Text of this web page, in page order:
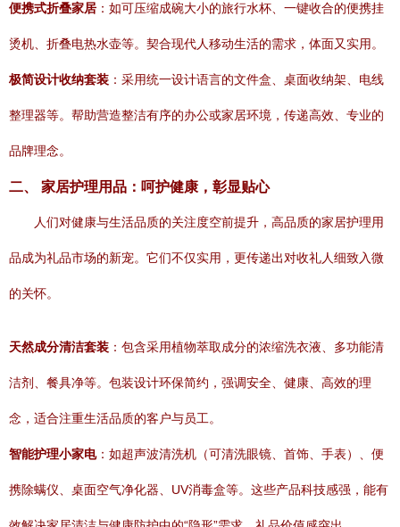
便携式折叠家居 ：如可压缩成碗大小的旅行水杯、一键收合的便携挂
烫机、折叠电热水壶等。契合现代人移动生活的需求，体面又实用。
极简设计收纳套装 ：采用统一设计语言的文件盒、桌面收纳架、电线
整理器等。帮助营造整洁有序的办公或家居环境，传递高效、专业的
品牌理念。
二、 家居护理用品：呵护健康，彰显贴心
人们对健康与生活品质的关注度空前提升，高品质的家居护理用
品成为礼品市场的新宠。它们不仅实用，更传递出对收礼人细致入微
的关怀。
天然成分清洁套装 ：包含采用植物萃取成分的浓缩洗衣液、多功能清
洁剂、餐具净等。包装设计环保简约，强调安全、健康、高效的理
念，适合注重生活品质的客户与员工。
智能护理小家电：如超声波清洗机（可清洗眼镜、首饰、手表）、便
携除螨仪、桌面空气净化器、UV消毒盒等。这些产品科技感强，能有